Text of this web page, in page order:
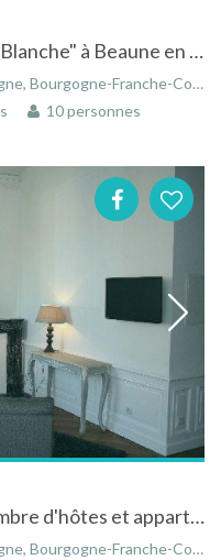
Chambres d'hôtes "La maison Blanche" à Beaune en Bourgogne une invitation au rêve et à la sérénité
Franche-Comté, France
10 personnes
La Maison des Courtines, chambre d'hôtes et appartements meublés à Beaune en Côte d'Or
Franche-Comté, France